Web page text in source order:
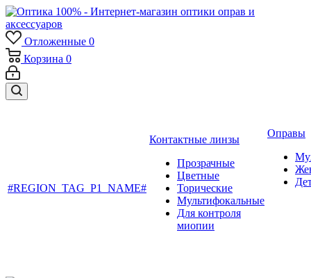
Отложенные 0
Корзина 0
#REGION_TAG_P1_NAME#
Контактные линзы
Прозрачные
Цветные
Торические
Мультифокальные
Для контроля
миопии
Оправы